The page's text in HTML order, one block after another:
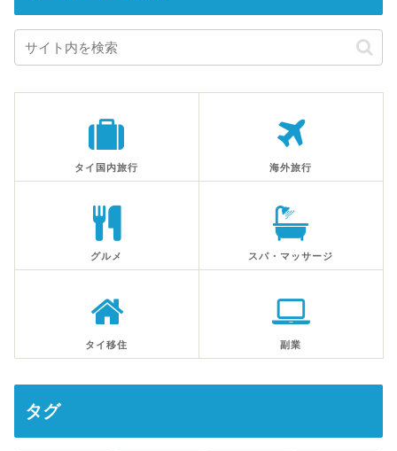
タイ国内旅行 海外旅行
グルメ スパ・マッサージ
タイ移住 副業
タグ